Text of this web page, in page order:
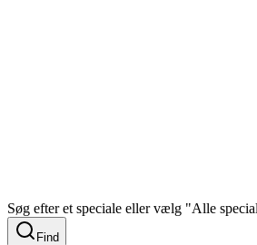
Søg efter et speciale eller vælg "Alle
Find